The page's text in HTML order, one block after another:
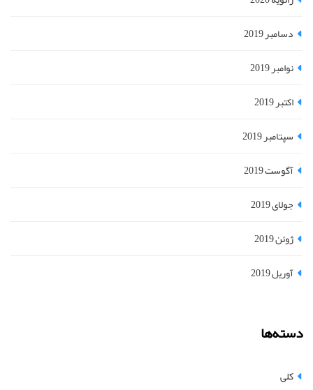
دسامبر 2019
نوامبر 2019
اکتبر 2019
سپتامبر 2019
آگوست 2019
جولای 2019
ژوئن 2019
آوریل 2019
دسته‌ها
کلی